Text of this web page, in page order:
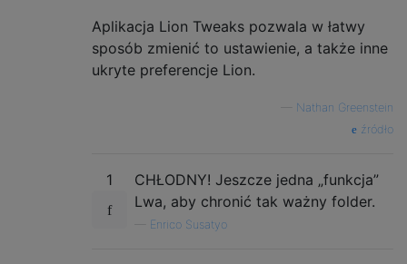
Aplikacja Lion Tweaks pozwala w łatwy
sposób zmienić to ustawienie, a także inne
ukryte preferencje Lion.
Nathan Greenstein
źródło
1
CHŁODNY! Jeszcze jedna „funkcja”
Lwa, aby chronić tak ważny folder.
Enrico Susatyo